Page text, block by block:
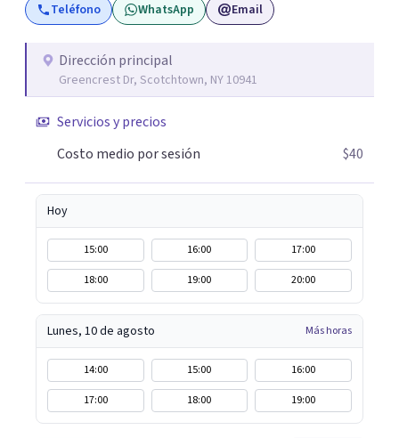
Teléfono WhatsApp Email
Dirección principal
Greencrest Dr, Scotchtown, NY 10941
Servicios y precios
Costo medio por sesión
$40
Hoy
15:00 16:00
17:00
18:00
19:00 20:00
Lunes, 10 de agosto Más horas
14:00 15:00
16:00
17:00
18:00 19:00